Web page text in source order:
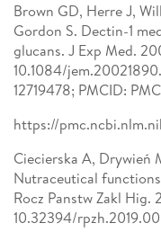
Brown GD, Herre J,
Gordon S. Dectin-1
glucans. J Exp Med.
10.1084/
12719478; PMCID:
https://
Ciecierska A, Drywień
Nutraceutical
Rocz Panstw Zakl Hig.
10.32394/